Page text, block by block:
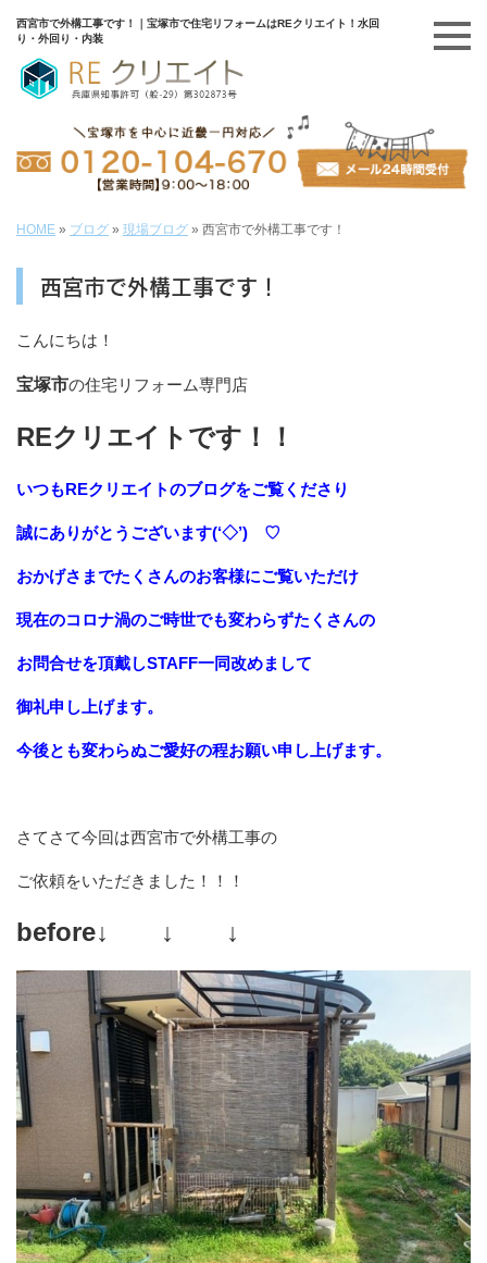
西宮市で外構工事です！｜宝塚市で住宅リフォームはREクリエイト！水回
り・外回り・内装
HOME » ブログ » 現場ブログ » 西宮市で外構工事です！
西宮市で外構工事です！
こんにちは！
宝塚市の住宅リフォーム専門店
REクリエイトです！！
いつもREクリエイトのブログをご覧くださり
誠にありがとうございます(‘◇’)ゞ♡
おかげさまでたくさんのお客様にご覧いただけ
現在のコロナ渦のご時世でも変わらずたくさんの
お問合せを頂戴しSTAFF一同改めまして
御礼申し上げます。
今後とも変わらぬご愛好の程お願い申し上げます。
さてさて今回は西宮市で外構工事の
ご依頼をいただきました！！！
before↓ ↓ ↓